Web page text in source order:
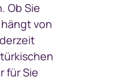
Ob Sie
von
für Sie